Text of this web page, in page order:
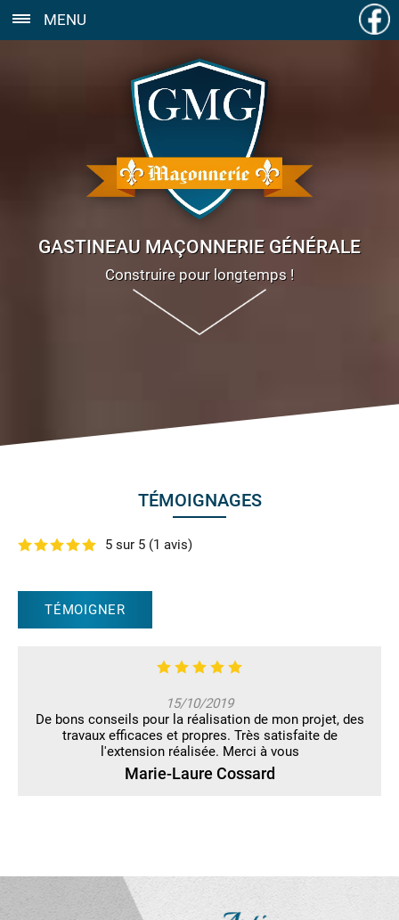
MENU
GASTINEAU MAÇONNERIE GÉNÉRALE
Construire pour longtemps !
TÉMOIGNAGES
5 sur 5 (1 avis)
TÉMOIGNER
15/10/2019
De bons conseils pour la réalisation de mon projet, des
travaux efficaces et propres. Très satisfaite de
l'extension réalisée. Merci à vous
Marie-Laure Cossard